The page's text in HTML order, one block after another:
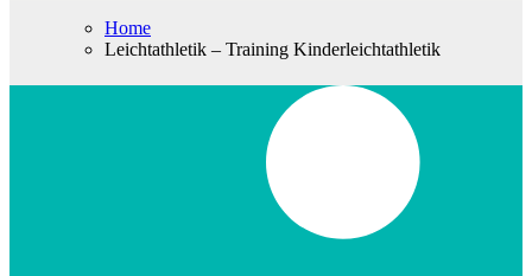
Home
Leichtathletik – Training Kinderleichtathletik